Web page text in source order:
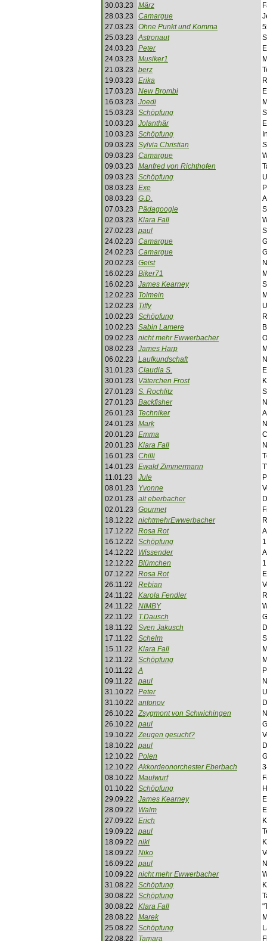
30.03.23 März
28.03.23
Camargue
27.03.23
Ohne Punkt und Komma
25.03.23
Astronaut
24.03.23
Peter
24.03.23
Musiker1
21.03.23
berz
19.03.23
Erika
17.03.23
New Brombi
16.03.23
Joedi
15.03.23
Schöpfung
10.03.23
Jolanthär
10.03.23
Schöpfung
09.03.23
Sylvia Christian
09.03.23
Camargue
09.03.23
Manfred von Richthofen
09.03.23
Schöpfung
08.03.23
Exe
08.03.23
G.D.
07.03.23
Pädagoogle
02.03.23
Klara Fall
27.02.23
paul
24.02.23
Camargue
24.02.23
Camargue
20.02.23
Geist
16.02.23
Biker71
16.02.23
James Kearney
12.02.23
Tolmein
12.02.23
Tiffy
10.02.23
Schöpfung
10.02.23
Sabin Lamere
09.02.23
nicht mehr Ewwerbacher
08.02.23
James Harp
06.02.23
Laufkundschaft
31.01.23
Claudia S.
30.01.23
Väterchen Frost
27.01.23
S. Rochlitz
27.01.23
Backfisher
26.01.23
Techniker
24.01.23
Mark
20.01.23
Emma
20.01.23
Klara Fall
16.01.23
Chilli
14.01.23
Ewald Zimmermann
11.01.23
Jule
08.01.23
Yvonne
02.01.23
alt eberbacher
02.01.23
Gourmet
18.12.22
nichtmehrEwwerbacher
17.12.22
Rosa Rot
16.12.22
Schöpfung
14.12.22
Wissender
12.12.22
Blümchen
07.12.22
Rosa Rot
26.11.22
Rebian
24.11.22
Karola Fendler
24.11.22
NIMBY
22.11.22
T.Dausch
18.11.22
Sven Jakusch
17.11.22
Schelm
15.11.22
Klara Fall
12.11.22
Schöpfung
10.11.22
A
09.11.22
paul
31.10.22
Peter
31.10.22
antonov
26.10.22
Zsygmont von Schwichingen
26.10.22
paul
19.10.22
Zeugen gesucht?
18.10.22
paul
12.10.22
Polen
12.10.22
Akkordeonorchester Eberbach
08.10.22
Maulwurf
01.10.22
Schöpfung
29.09.22
James Kearney
28.09.22
Walm
27.09.22
Erich
19.09.22
paul
18.09.22
niki
18.09.22
Niko
16.09.22
paul
10.09.22
nicht mehr Ewwerbacher
31.08.22
Schöpfung
30.08.22
Schöpfung
30.08.22
Klara Fall
28.08.22
Marek
25.08.22
Schöpfung
22.08.22
Tamara